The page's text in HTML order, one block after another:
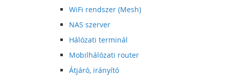
WiFi rendszer (Mesh)
NAS szerver
Hálózati terminál
Mobilhálózati router
Átjáró, irányító